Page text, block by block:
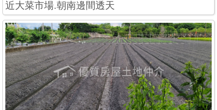
近大菜市場.朝南邊間透天